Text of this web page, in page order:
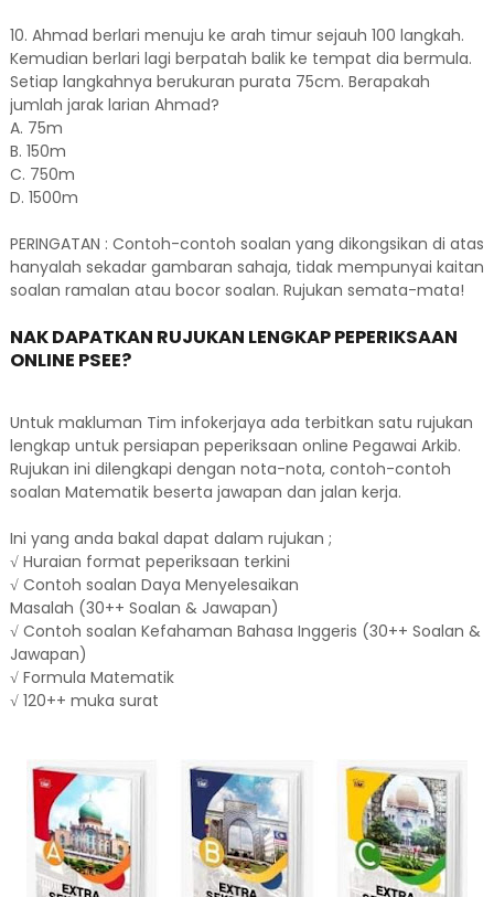
10. Ahmad berlari menuju ke arah timur sejauh 100 langkah.
Kemudian berlari lagi berpatah balik ke tempat dia bermula.
Setiap langkahnya berukuran purata 75cm. Berapakah
jumlah jarak larian Ahmad?
A. 75m
B. 150m
C. 750m
D. 1500m
PERINGATAN : Contoh-contoh soalan yang dikongsikan di atas
hanyalah sekadar gambaran sahaja, tidak mempunyai kaitan
soalan ramalan atau bocor soalan. Rujukan semata-mata!
NAK DAPATKAN RUJUKAN LENGKAP PEPERIKSAAN
ONLINE PSEE?
Untuk makluman Tim infokerjaya ada terbitkan satu rujukan
lengkap untuk persiapan peperiksaan online Pegawai Arkib.
Rujukan ini dilengkapi dengan nota-nota, contoh-contoh
soalan Matematik beserta jawapan dan jalan kerja.
Ini yang anda bakal dapat dalam rujukan ;
√ Huraian format peperiksaan terkini
√ Contoh soalan Daya Menyelesaikan
Masalah (30++ Soalan & Jawapan)
√ Contoh soalan Kefahaman Bahasa Inggeris (30++ Soalan &
Jawapan)
√ Formula Matematik
√ 120++ muka surat